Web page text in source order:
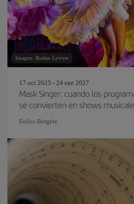
Imagen: Ruslan Lytvyn
17 oct 2025 - 24 ene 2027
Mask Singer: cuando los
se convierten en shows
Folies Bergère